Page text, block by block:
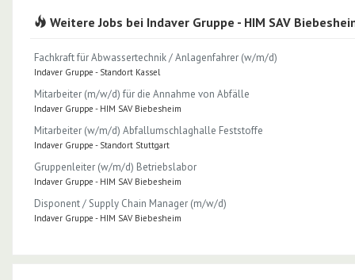
Weitere Jobs bei Indaver Gruppe - HIM SAV
Fachkraft für Abwassertechnik / Anlagenfahrer (w/m/d)
Indaver Gruppe - Standort Kassel
Mitarbeiter (m/w/d) für die Annahme von Abfälle
Indaver Gruppe - HIM SAV Biebesheim
Mitarbeiter (w/m/d) Abfallumschlaghalle Feststoffe
Indaver Gruppe - Standort Stuttgart
Gruppenleiter (w/m/d) Betriebslabor
Indaver Gruppe - HIM SAV Biebesheim
Disponent / Supply Chain Manager (m/w/d)
Indaver Gruppe - HIM SAV Biebesheim